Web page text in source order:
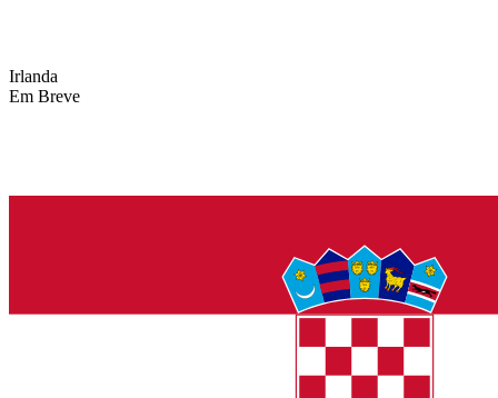
Irlanda
Em Breve